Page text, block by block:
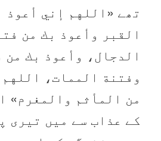
تھے «اللهم إني أعوذ
القبر وأعوذ بك من
الدجال،‏‏‏‏ وأعوذ بك من
وفتنة الممات،‏‏‏‏
من المأثم والمغرم»
کے عذاب سے میں تیری